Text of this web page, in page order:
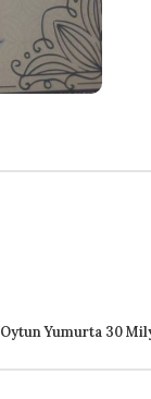
Oytun Yumurta 30